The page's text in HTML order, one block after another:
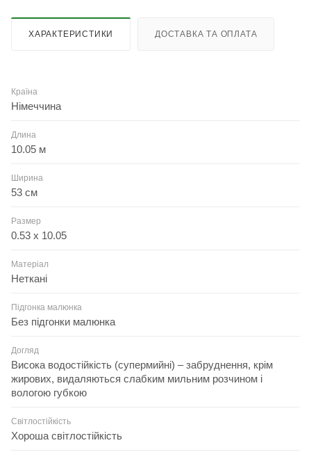
ХАРАКТЕРИСТИКИ ДОСТАВКА ТА ОПЛАТА
Країна
Німеччина
Длина
10.05 м
Ширина
53 см
Размер
0.53 x 10.05
Матеріал
Неткані
Підгонка малюнка
Без підгонки малюнка
Догляд
Висока водостійкість (супермийні) – забруднення, крім
жирових, видаляються слабким мильним розчином і
вологою губкою
Світлостійкість
Хороша світлостійкість